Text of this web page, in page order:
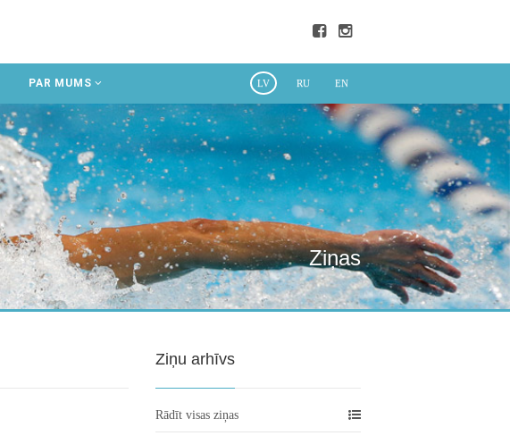
LV RU EN
PAR MUMS
Ziņas
Ziņu arhīvs
Rādīt visas ziņas